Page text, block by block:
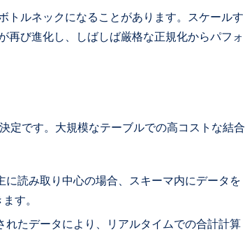
トルネックになることがあります。スケールす
再び進化し、しばしば厳格な正規化からパフォ
定です。大規模なテーブルでの高コストな結合
に読み取り中心の場合、スキーマ内にデータを
す。
れたデータにより、リアルタイムでの合計計算